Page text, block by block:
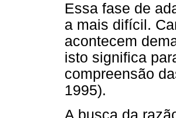
Essa fase de
a mais difícil.
acontecem
isto significa
compreensão
1995).
A busca da